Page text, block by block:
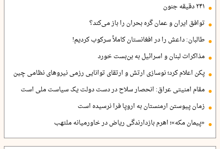
۲۴۱ دقیقه جنون
توافق ایران و عمان گره بحران را باز می‌کند؟
طالبان: داعش را در افغانستان کاملاً سرکوب کردیم!
مذاکرات لبنان و اسرائیل به بن‌بست خورد
پکن اعلام کرد؛ نوسازی ارتش و ارتقای توانایی رزمی نیروهای نظامی چین
مقام امنیتی عراق: انحصار سلاح در دست دولت یک سیاست ملی است
زمان پیوستن ارمنستان به اروپا فرا نرسیده است
«پیمان مکه»؛ اهرم بازدارندگی ریاض در خاورمیانه ملتهب